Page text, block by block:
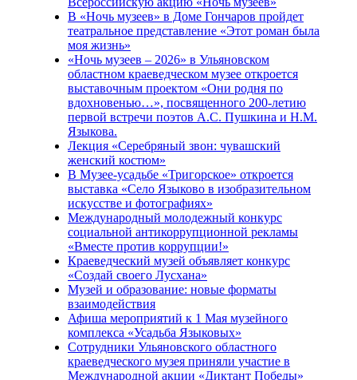
В «Ночь музеев» в Доме Гончаров пройдет
театральное представление «Этот роман была
моя жизнь»
«Ночь музеев – 2026» в Ульяновском
областном краеведческом музее откроется
выставочным проектом «Они родня по
вдохновенью…», посвященного 200-летию
первой встречи поэтов А.С. Пушкина и Н.М.
Языкова.
Лекция «Серебряный звон: чувашский
женский костюм»
В Музее-усадьбе «Тригорское» откроется
выставка «Село Языково в изобразительном
искусстве и фотографиях»
Международный молодежный конкурс
социальной антикоррупционной рекламы
«Вместе против коррупции!»
Краеведческий музей объявляет конкурс
«Создай своего Лусхана»
Музей и образование: новые форматы
взаимодействия
Афиша мероприятий к 1 Мая музейного
комплекса «Усадьба Языковых»
Сотрудники Ульяновского областного
краеведческого музея приняли участие в
Международной акции «Диктант Победы»